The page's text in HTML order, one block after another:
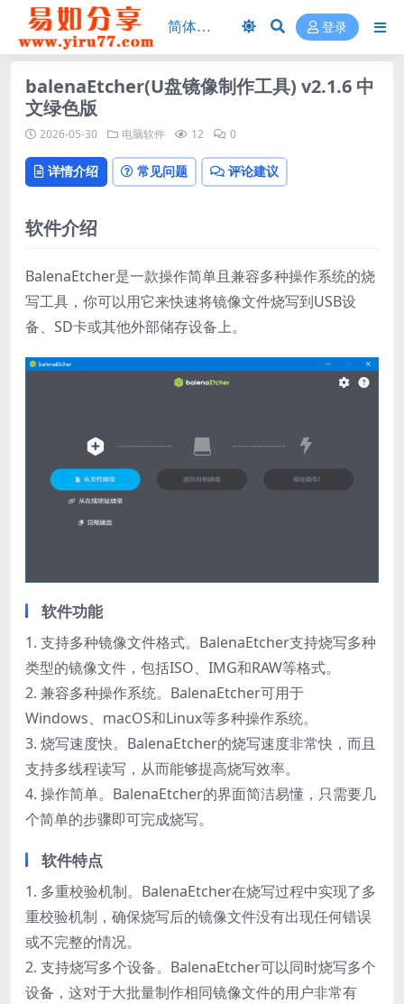
登录
balenaEtcher(U盘镜像制作工具) v2.1.6 中
文绿色版
2026-05-30 电脑软件 12 0
详情介绍 常见问题 评论建议
软件介绍
BalenaEtcher是一款操作简单且兼容多种操作系统的烧
写工具，你可以用它来快速将镜像文件烧写到USB设
备、SD卡或其他外部储存设备上。
软件功能
1. 支持多种镜像文件格式。BalenaEtcher支持烧写多种
类型的镜像文件，包括ISO、IMG和RAW等格式。
2. 兼容多种操作系统。BalenaEtcher可用于
Windows、macOS和Linux等多种操作系统。
3. 烧写速度快。BalenaEtcher的烧写速度非常快，而且
支持多线程读写，从而能够提高烧写效率。
4. 操作简单。BalenaEtcher的界面简洁易懂，只需要几
个简单的步骤即可完成烧写。
软件特点
1. 多重校验机制。BalenaEtcher在烧写过程中实现了多
重校验机制，确保烧写后的镜像文件没有出现任何错误
或不完整的情况。
2. 支持烧写多个设备。BalenaEtcher可以同时烧写多个
设备，这对于大批量制作相同镜像文件的用户非常有